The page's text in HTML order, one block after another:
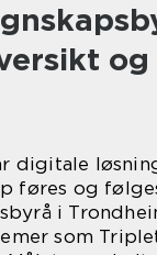
og
digitale
føres og
i
som